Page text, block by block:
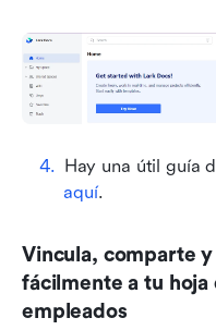
aquí.
Vincula, comparte
fácilmente a tu hoja
empleados